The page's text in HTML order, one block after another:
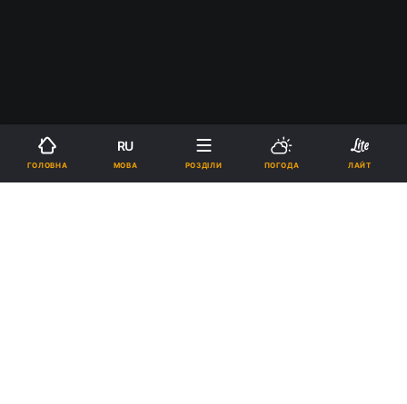
ГОЛОВНА
RU
МОВА РОЗДІЛИ ПОГОДА ЛАЙТ